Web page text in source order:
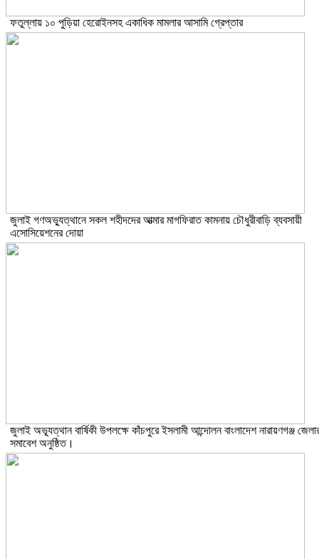
ফতুল্লায় ১০ পুড়িয়া হেরোইনসহ একাধিক মামলার আসামি গ্রেপ্তার
জুলাই গণঅভ্যুত্থানে সকল শহীদদের আত্মার মাগফিরাত কামনায় চৌধুরীবাড়ি ব্যবসায়ী
এসোসিয়েশনের দোয়া
জুলাই অভ্যূত্থান বার্ষিকী উপলক্ষে কাঁচপুরে ইসলামী আন্দোলন বাংলাদেশ নারায়ণগঞ্জ
সমাবেশ অনুষ্ঠিত।